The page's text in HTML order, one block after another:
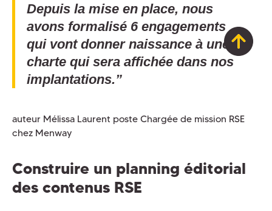
Depuis la mise en place, nous
avons formalisé 6 engagements
qui vont donner naissance à une
charte qui sera affichée dans nos
implantations.”
auteur Mélissa Laurent poste Chargée de mission RSE
chez Menway
Construire un planning éditorial
des contenus RSE